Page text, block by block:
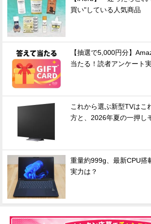
買い"している人気商品
【抽選で5,000円分】
当たる！読者アンケート
これから選ぶ新型TVはこ
方と、2026年夏の一押し
重量約999g、最新CPU搭
実力は？